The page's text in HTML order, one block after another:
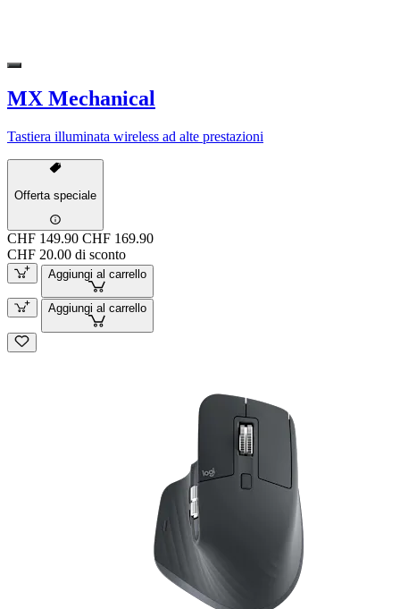
MX Mechanical
Tastiera illuminata wireless ad alte prestazioni
Offerta speciale
CHF 149.90 CHF 169.90
CHF 20.00 di sconto
Aggiungi al carrello
Aggiungi al carrello